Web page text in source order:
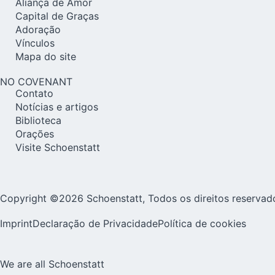
Aliança de Amor
Capital de Graças
Adoração
Vínculos
Mapa do site
NO COVENANT
Contato
Notícias e artigos
Biblioteca
Orações
Visite Schoenstatt
Copyright ©2026 Schoenstatt, Todos os direitos
ImprintDeclaração de PrivacidadePolítica de cookies
We are all Schoenstatt